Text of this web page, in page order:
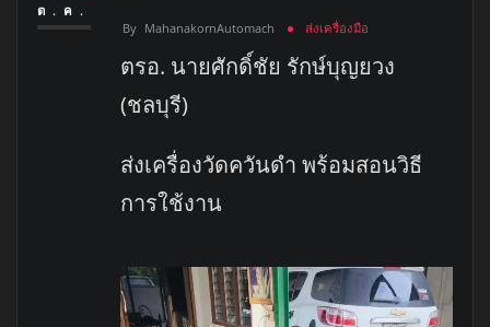
ต.ค.
By MahanakornAutomach ส่งเครื่องมือ
ตรอ. นายศักดิ์ชัย รักษ์บุญยวง
(ชลบุรี)
ส่งเครื่องวัดควันดำ พร้อมสอนวิธี
การใช้งาน